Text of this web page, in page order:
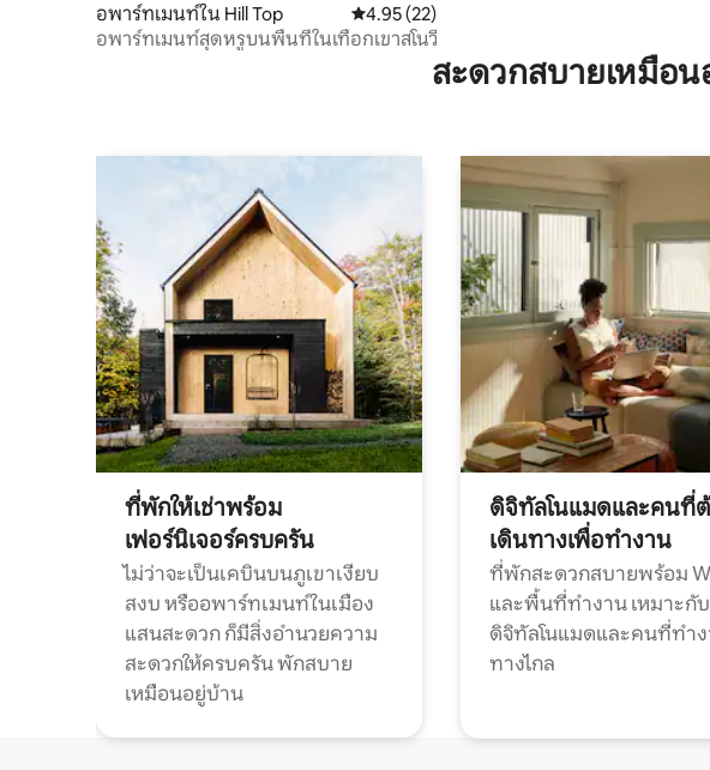
อพาร์ทเมนท์ใน Hill Top คะแนนเฉลี่ย 4.95 จาก 5, 22 รีวิว
4.95 (22)
อพาร์ทเมนท์สุดหรูบนพื้นที่ในเทือกเขาสโนวี่
สะดวกสบายเหมือ
ที่พักให้เช่าพร้อม
เฟอร์นิเจอร์ครบครัน
ไม่ว่าจะเป็นเคบินบนภูเขาเงียบ
สงบ หรืออพาร์ทเมนท์ในเมือง
แสนสะดวก ก็มีสิ่งอำนวยความ
สะดวกให้ครบครัน พักสบาย
เหมือนอยู่บ้าน
ดิจิทัลโนแมดและคนที่
เดินทางเพื่อทำงาน
ที่พักสะดวกสบายพร้อม
และพื้นที่ทำงาน เหมาะกับ
ดิจิทัลโนแมดและคนที่ทำ
ทางไกล